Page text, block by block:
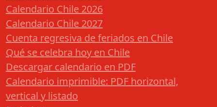
Calendario Chile 2026
Calendario Chile 2027
Cuenta regresiva de feriados en Chile
Qué se celebra hoy en Chile
Descargar calendario en PDF
Calendario imprimible: PDF horizontal,
vertical y listado